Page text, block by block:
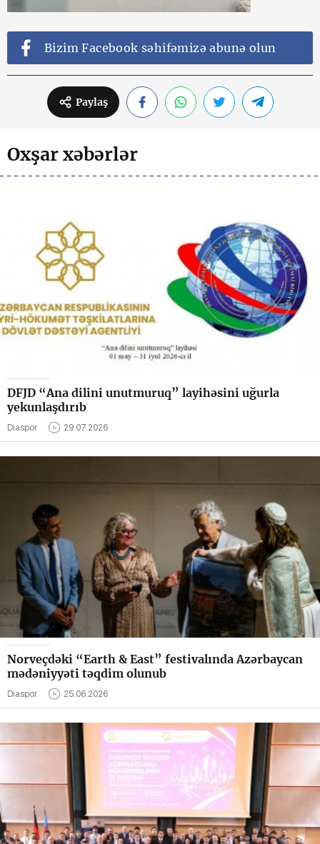
Bizim Facebook səhifəmizə abunə olun
Paylaş
Oxşar xəbərlər
DFJD “Ana dilini unutmuruq” layihəsini uğurla
yekunlaşdırıb
Diaspor 29.07.2026
Norveçdəki “Earth & East” festivalında Azərbaycan
mədəniyyəti təqdim olunub
Diaspor 25.06.2026